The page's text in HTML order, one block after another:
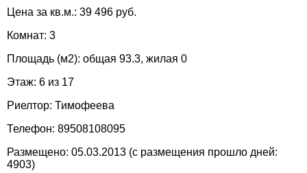
Цена за кв.м.: 39 496 руб.
Комнат: 3
Площадь (м2): общая 93.3, жилая 0
Этаж: 6 из 17
Риелтор: Тимофеева
Телефон: 89508108095
Размещено: 05.03.2013 (с размещения прошло дней:
4903)